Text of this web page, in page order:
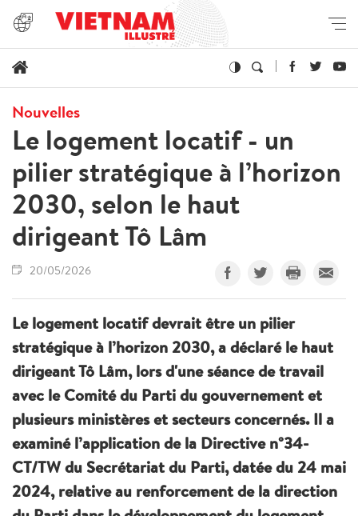
Nouvelles
Le logement locatif - un
pilier stratégique à l’horizon
2030, selon le haut
dirigeant Tô Lâm
20/05/2026
Le logement locatif devrait être un pilier
stratégique à l’horizon 2030, a déclaré le haut
dirigeant Tô Lâm, lors d'une séance de travail
avec le Comité du Parti du gouvernement et
plusieurs ministères et secteurs concernés. Il a
examiné l’application de la Directive n°34-
CT/TW du Secrétariat du Parti, datée du 24 mai
2024, relative au renforcement de la direction